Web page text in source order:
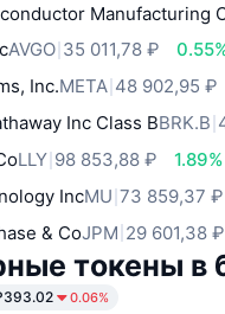
Manufacturing
AVGO 35 011,78 ₽
Inc.META 48 902,95 ₽
Inc Class BBRK.B
LLY 98 853,88 ₽ 1.89%
IncMU 73 859,37 ₽
& CoJPM 29 601,38 ₽
токены в
0.06%